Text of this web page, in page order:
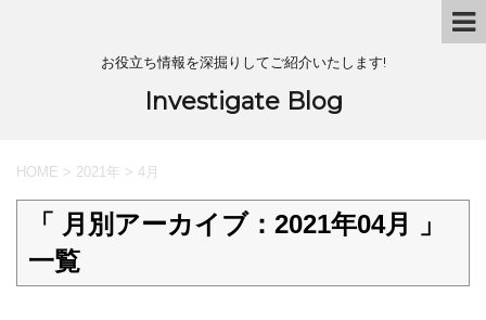
お役立ち情報を深掘りしてご紹介いたします!
Investigate Blog
HOME > 2021年 > 4月
「 月別アーカイブ：2021年04月 」
一覧